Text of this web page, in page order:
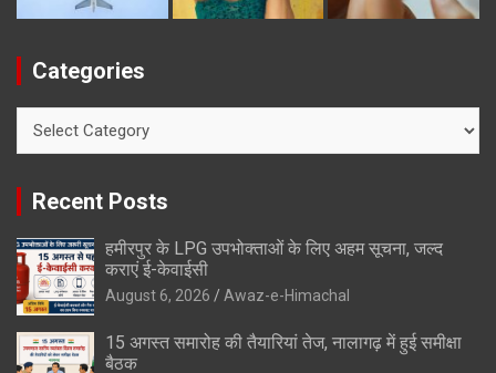
Categories
Recent Posts
हमीरपुर के LPG उपभोक्ताओं के लिए अहम सूचना, जल्द
कराएं ई-केवाईसी
August 6, 2026 Awaz-e-Himachal
15 अगस्त समारोह की तैयारियां तेज, नालागढ़ में हुई समीक्षा
बैठक